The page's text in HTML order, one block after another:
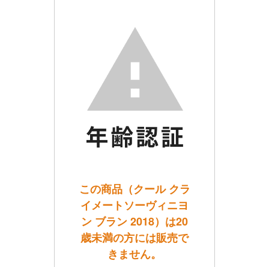
この商品（クール クラ
イメートソーヴィニヨ
ン ブラン 2018）は20
歳未満の方には販売で
きません。